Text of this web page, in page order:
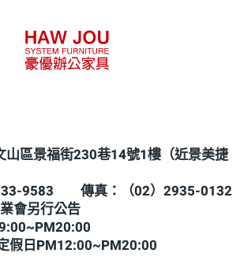
山區景福街230巷14號1樓（近景美捷
9583 傳真：（02）2935-0132
會另行公告
假日PM12:00~PM20:00